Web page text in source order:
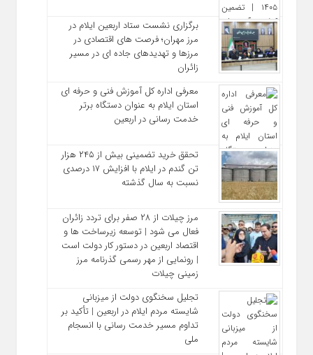
برگزاری نشست ستاد اربعین ایلام در
مرز مهران؛ فرصت‌ های اقتصادی در
مرزها و تهدیدهای جاده‌ ای در مسیر
زائران
معرفی اداره کل آموزش فنی و حرفه‌ ای
استان ایلام به‌ عنوان دستگاه برتر
خدمت‌ رسانی در اربعین
تحقق خرید تضمینی بیش از ۲۴۵ هزار
تن گندم در ایلام با افزایش ۱۷ درصدی
نسبت به سال گذشته
مرز چیلات از ۲۸ صفر برای تردد زائران
فعال می‌ شود | توسعه زیرساخت‌ ها و
اقتصاد اربعین در دستور کار دولت است
| رونمایی از مهر رسمی گذرنامه مرز
زمینی چیلات
تجلیل سخنگوی دولت از میزبانی
شایسته مردم ایلام در اربعین | تأکید بر
تداوم مسیر خدمت‌ رسانی با انسجام
ملی